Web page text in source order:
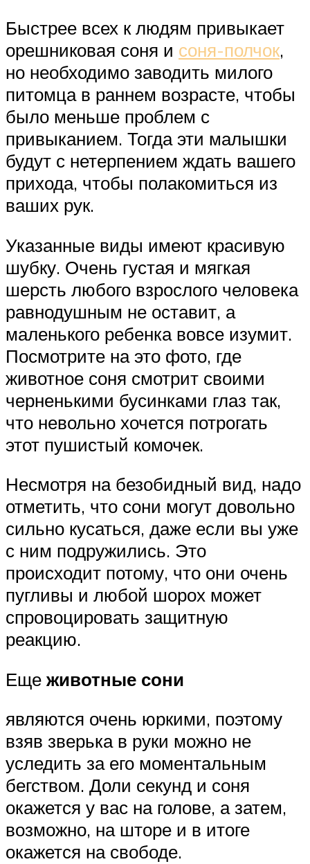
Быстрее всех к людям привыкает
орешниковая соня и соня-полчок,
но необходимо заводить милого
питомца в раннем возрасте, чтобы
было меньше проблем с
привыканием. Тогда эти малышки
будут с нетерпением ждать вашего
прихода, чтобы полакомиться из
ваших рук.
Указанные виды имеют красивую
шубку. Очень густая и мягкая
шерсть любого взрослого человека
равнодушным не оставит, а
маленького ребенка вовсе изумит.
Посмотрите на это фото, где
животное соня смотрит своими
черненькими бусинками глаз так,
что невольно хочется потрогать
этот пушистый комочек.
Несмотря на безобидный вид, надо
отметить, что сони могут довольно
сильно кусаться, даже если вы уже
с ним подружились. Это
происходит потому, что они очень
пугливы и любой шорох может
спровоцировать защитную
реакцию.
Еще животные сони
являются очень юркими, поэтому
взяв зверька в руки можно не
уследить за его моментальным
бегством. Доли секунд и соня
окажется у вас на голове, а затем,
возможно, на шторе и в итоге
окажется на свободе.